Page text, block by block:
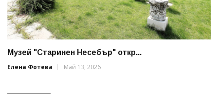
Музей "Старинен Несебър" откр...
Елена Фотева
Май 13, 2026